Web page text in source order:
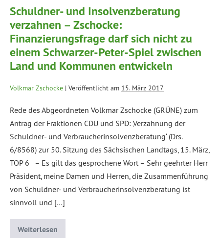
Schuldner- und Insolvenzberatung
verzahnen – Zschocke:
Finanzierungsfrage darf sich nicht zu
einem Schwarzer-Peter-Spiel zwischen
Land und Kommunen entwickeln
Volkmar Zschocke | Veröffentlicht am 15. März 2017
Rede des Abgeordneten Volkmar Zschocke (GRÜNE) zum
Antrag der Fraktionen CDU und SPD: ‚Verzahnung der
Schuldner- und Verbraucherinsolvenzberatung‘ (Drs.
6/8568) zur 50. Sitzung des Sächsischen Landtags, 15. März,
TOP 6 – Es gilt das gesprochene Wort – Sehr geehrter Herr
Präsident, meine Damen und Herren, die Zusammenführung
von Schuldner- und Verbraucherinsolvenzberatung ist
sinnvoll und […]
Weiterlesen